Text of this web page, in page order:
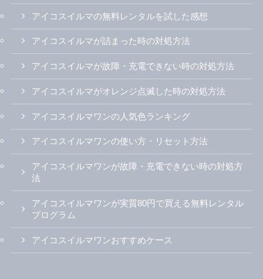
アイコスイルマの無料レンタルを試した感想
アイコスイルマが詰まった時の対処方法
アイコスイルマが故障・充電できない時の対処方法
アイコスイルマがオレンジ点滅した時の対処方法
アイコスイルマワンの人気色ランキング
アイコスイルマワンの使い方・リセット方法
アイコスイルマワンが故障・充電できない時の対処方
法
アイコスイルマワンが実質80円で買える無料レンタル
プログラム
アイコスイルマワンおすすめケース